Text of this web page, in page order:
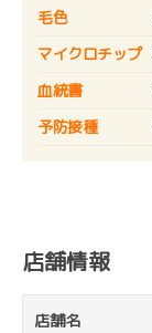
毛色
マイクロチップ
血統書
予防接種
店舗情報
店舗名